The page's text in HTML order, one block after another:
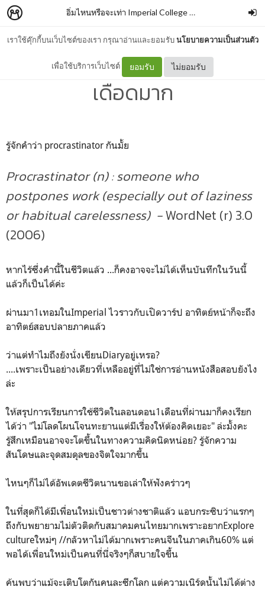
เราใช้คุ๊กกี้บนเว็บไซต์ของเรา กรุณาอ่านและยอมรับนโยบายความเป็นส่วนตัว
เพื่อใช้บริการเว็บไซต์ ยอมรับ ไม่ยอมรับ
อิ่มไหนหรือจะเท่า Imperial College London Yanisa
ยูนิคอร์นเลิกนับDayเพราะ
เดือดมาก
รู้จักคำว่า procrastinator กันมั้ย
Procrastinator (n) : someone who
postpones work (especially out of laziness
orhabitual carelessness) -WordNet (r) 3.0
(2006)
หากไร้ซึ่งคำนี้ในชีวิตแล้ว ...ก็คงอาจจะไม่ได้เห็นบันทึกในวันนี้
แล้วก็เป็นได้ค่ะ
ผ่านมา1เทอมในImperial ไวราวกับเปิดวาร์ป อาทิตย์หน้าก็จะถึง
อาทิตย์สอบปลายภาคแล้ว
ว่าแต่ทำไมถึงยังนั่งเขียนDiaryอยู่เหรอ?
....เพราะเป็นอย่างเดียวที่เหลืออยู่ที่ไม่ใช่การอ่านหนังสือสอบยังไง
ล่ะ
ให้สรุปการเรียนการใช้ชีวิตในลอนดอน1เดือนที่ผ่านมาก็คงเรียก
ได้ว่า "ไม่โลดโผนโจนทะยานแต่มีเรื่องให้ต้องคิดเยอะ" ล่ะมั้งคะ
รู้สึกเหมือนอาจจะโตขึ้นในทางความคิดนิดหน่อย? รู้จักความ
สันโดษและจุดสมดุลของจิตใจมากขึ้น
ไหนๆก็ไม่ได้อัพเดตชีวิตนานขอเล่าให้ฟังคร่าวๆ
ในที่สุดก็ได้มีเพื่อนใหม่เป็นชาวต่างชาติแล้ว แอบกระซิบว่าแรกๆ
ถึงกับพยายามไม่ตัวติดกับสมาคมคนไทยมากเพราะอยากExplore
cultureใหม่ๆ //กลัวหาไม่ได้มากเพราะคนจีนในภาคเกิน60% แต่
พอได้เพื่อนใหม่เป็นคนที่นี่จริงๆก็สบายใจขึ้น
ค้นพบว่าแม้จะเติบโตกันคนละซีกโลก แต่ความเนิร์ดนั้นไม่ได้ต่าง